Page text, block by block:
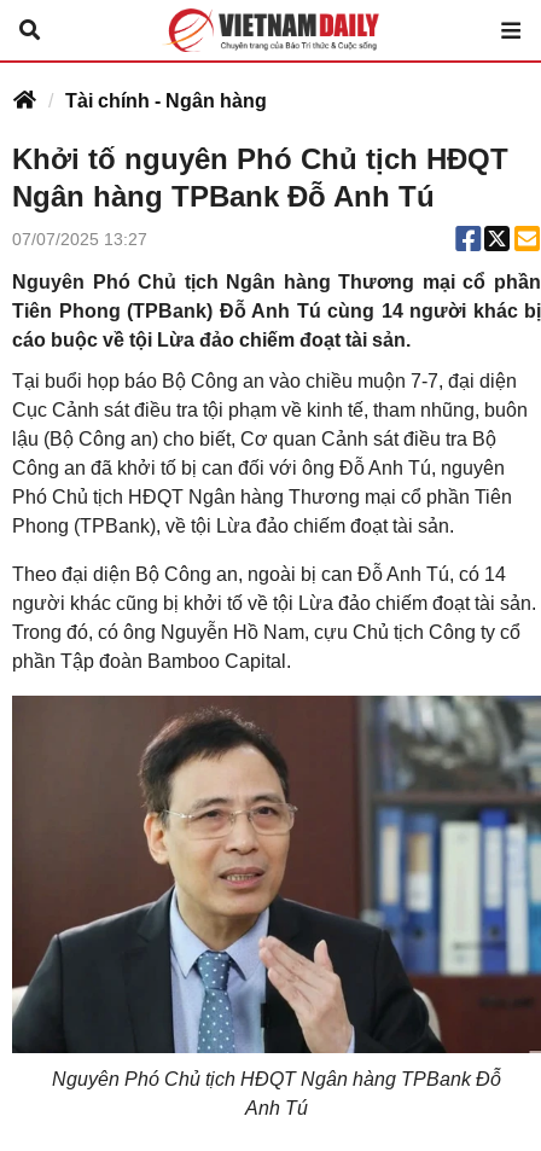
Tài chính - Ngân hàng
Khởi tố nguyên Phó Chủ tịch HĐQT
Ngân hàng TPBank Đỗ Anh Tú
07/07/2025 13:27
Nguyên Phó Chủ tịch Ngân hàng Thương mại cổ phần
Tiên Phong (TPBank) Đỗ Anh Tú cùng 14 người khác bị
cáo buộc về tội Lừa đảo chiếm đoạt tài sản.
Tại buổi họp báo Bộ Công an vào chiều muộn 7-7, đại diện
Cục Cảnh sát điều tra tội phạm về kinh tế, tham nhũng, buôn
lậu (Bộ Công an) cho biết, Cơ quan Cảnh sát điều tra Bộ
Công an đã khởi tố bị can đối với ông Đỗ Anh Tú, nguyên
Phó Chủ tịch HĐQT Ngân hàng Thương mại cổ phần Tiên
Phong (TPBank), về tội Lừa đảo chiếm đoạt tài sản.
Theo đại diện Bộ Công an, ngoài bị can Đỗ Anh Tú, có 14
người khác cũng bị khởi tố về tội Lừa đảo chiếm đoạt tài sản.
Trong đó, có ông Nguyễn Hồ Nam, cựu Chủ tịch Công ty cổ
phần Tập đoàn Bamboo Capital.
Nguyên Phó Chủ tịch HĐQT Ngân hàng TPBank Đỗ
Anh Tú